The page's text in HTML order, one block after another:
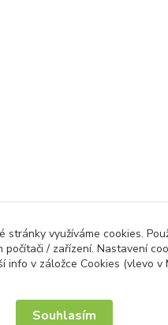
využíváme cookies.
/ zařízení. Nastavení
info v záložce Cookies (vlevo v
Souhlasím